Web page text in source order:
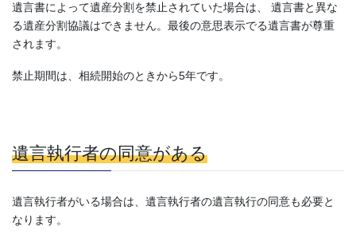
遺言書によって遺産分割を禁止されていた場合は、 遺言書と異な
る遺産分割協議はできません。最後の意思表示でる遺言書が尊重
されます。
禁止期間は、相続開始のときから5年です。
遺言執行者の同意がある
遺言執行者がいる場合は、遺言執行者の遺言執行の同意も必要と
なります。